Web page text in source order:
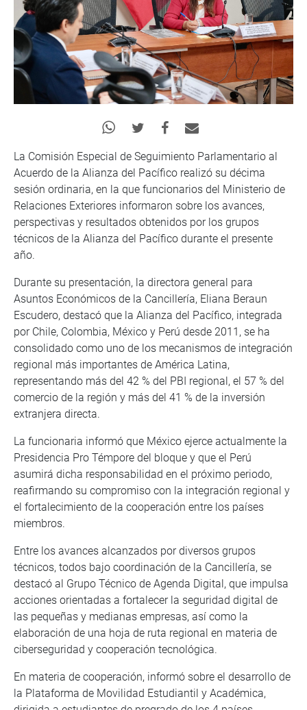
La Comisión Especial de Seguimiento Parlamentario al
Acuerdo de la Alianza del Pacífico realizó su décima
sesión ordinaria, en la que funcionarios del Ministerio de
Relaciones Exteriores informaron sobre los avances,
perspectivas y resultados obtenidos por los grupos
técnicos de la Alianza del Pacífico durante el presente
año.
Durante su presentación, la directora general para
Asuntos Económicos de la Cancillería, Eliana Beraun
Escudero, destacó que la Alianza del Pacífico, integrada
por Chile, Colombia, México y Perú desde 2011, se ha
consolidado como uno de los mecanismos de integración
regional más importantes de América Latina,
representando más del 42 % del PBI regional, el 57 % del
comercio de la región y más del 41 % de la inversión
extranjera directa.
La funcionaria informó que México ejerce actualmente la
Presidencia Pro Témpore del bloque y que el Perú
asumirá dicha responsabilidad en el próximo periodo,
reafirmando su compromiso con la integración regional y
el fortalecimiento de la cooperación entre los países
miembros.
Entre los avances alcanzados por diversos grupos
técnicos, todos bajo coordinación de la Cancillería, se
destacó al Grupo Técnico de Agenda Digital, que impulsa
acciones orientadas a fortalecer la seguridad digital de
las pequeñas y medianas empresas, así como la
elaboración de una hoja de ruta regional en materia de
ciberseguridad y cooperación tecnológica.
En materia de cooperación, informó sobre el desarrollo de
la Plataforma de Movilidad Estudiantil y Académica,